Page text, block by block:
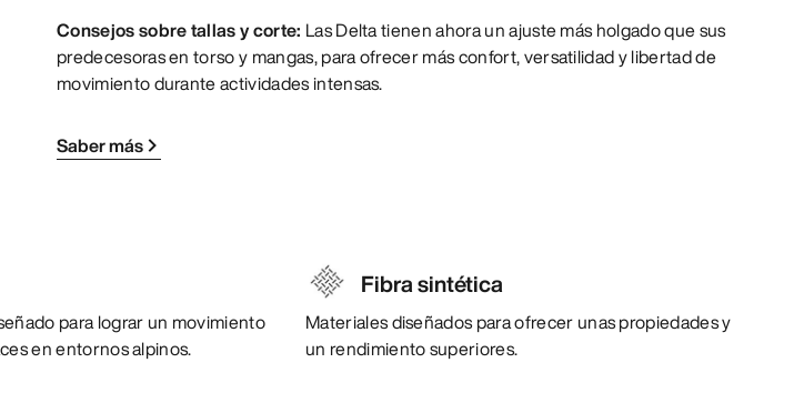
Consejos sobre tallas y corte: Las Delta tienen ahora un ajuste más holgado que sus
predecesoras en torso y mangas, para ofrecer más confort, versatilidad y libertad de
movimiento durante actividades intensas.
Saber más
para lograr un movimiento
en entornos alpinos.
Fibra sintética
Materiales diseñados para ofrecer unas propiedades y
un rendimiento superiores.